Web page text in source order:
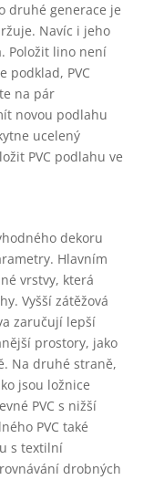
druhé generace je
Navíc i jeho
Položit lino není
podklad, PVC
na pár
novou podlahu
ucelený
PVC podlahu ve
dekoru
Hlavním
vrstvy, která
Vyšší zátěžová
zaručují lepší
prostory, jako
Na druhé straně,
jsou ložnice
PVC s nižší
PVC také
s textilní
drobných